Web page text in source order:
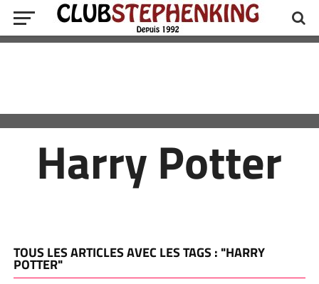
Harry Potter
TOUS LES ARTICLES AVEC LES TAGS : "HARRY
POTTER"